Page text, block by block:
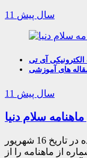
11 سال پیش
آی تی
های آموزشی
11 سال پیش
سلام دنیا
شماره هفتم ماهنامه سلام دنیا با نام پایگاه داده در تاریخ 16 شهریور
از ماهنامه را از